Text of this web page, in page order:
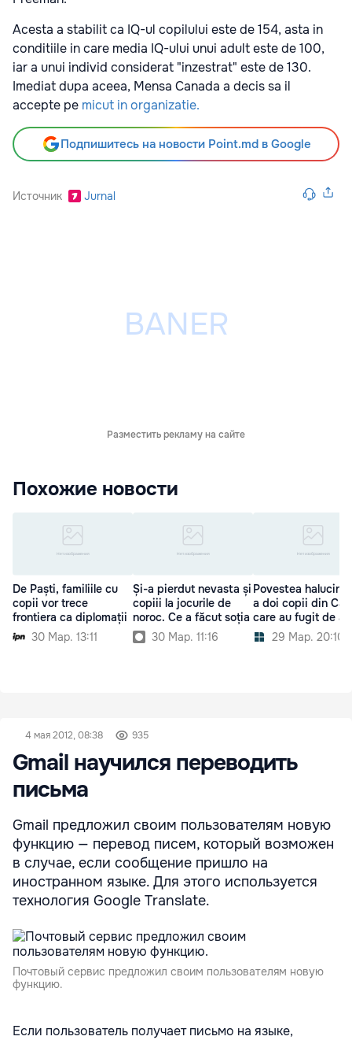
Acesta a stabilit ca IQ-ul copilului este de 154, asta in
conditiile in care media IQ-ului unui adult este de 100,
iar a unui individ considerat "inzestrat" este de 130.
Imediat dupa aceea, Mensa Canada a decis sa il
accepte pe micut in organizatie.
Подпишитесь на новости Point.md в Google
Источник Jurnal
Разместить рекламу на сайте
Похожие новости
De Paști, familiile cu
copii vor trece
frontiera ca diplomații
30 Мар. 13:11
Și-a pierdut nevasta și
copiii la jocurile de
noroc. Ce a făcut soția
30 Мар. 11:16
Povestea
a doi copii din
care au fugit de
29 Мар. 20:10
4 мая 2012, 08:38 935
Gmail научился переводить
письма
Gmail предложил своим пользователям новую
функцию — перевод писем, который возможен
в случае, если сообщение пришло на
иностранном языке. Для этого используется
технология Google Translate.
Почтовый сервис предложил своим пользователям новую
функцию.
Если пользователь получает письмо на языке,